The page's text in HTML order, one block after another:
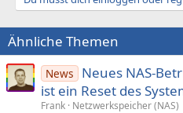
Ähnliche Themen
News
Neues NAS-
ist ein Reset des
Frank Netzwerkspeicher (NAS)